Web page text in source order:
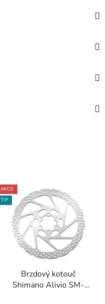
AKCE
TIP
Brzdový kotouč
Shimano Alivio SM-